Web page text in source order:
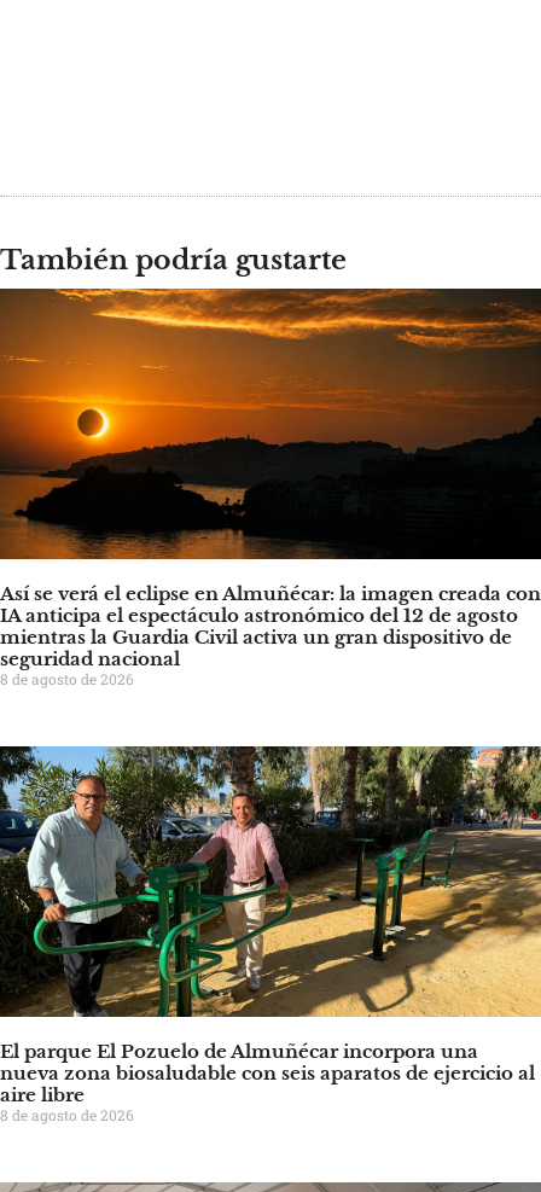
También podría gustarte
Así se verá el eclipse en Almuñécar: la imagen creada con
IA anticipa el espectáculo astronómico del 12 de agosto
mientras la Guardia Civil activa un gran dispositivo de
seguridad nacional
8 de agosto de 2026
El parque El Pozuelo de Almuñécar incorpora una
nueva zona biosaludable con seis aparatos de ejercicio al
aire libre
8 de agosto de 2026